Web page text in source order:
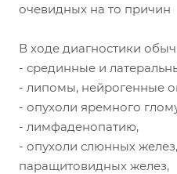
очевидных на то причин
В ходе диагностики
- срединные и
- липомы, нейрогенные
- опухоли яремного
- лимфаденопатию,
- опухоли слюнных
паращитовидных желез,